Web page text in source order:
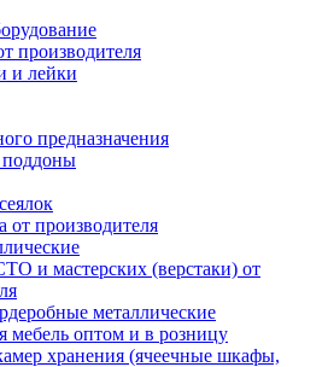
производителя
и лейки
предназначения
от производителя
и мастерских (верстаки) от
металлические
мебель оптом и в розницу
хранения (ячеечные шкафы,